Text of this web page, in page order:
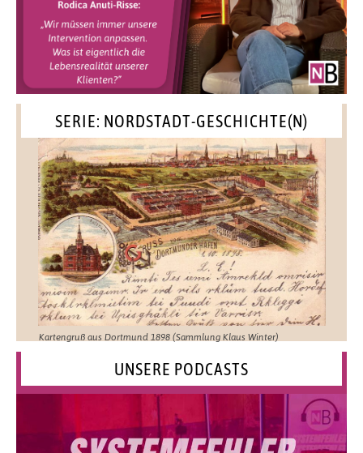
SERIE: NORDSTADT-GESCHICHTE(N)
Kartengruß aus Dortmund 1898 (Sammlung Klaus Winter)
UNSERE PODCASTS